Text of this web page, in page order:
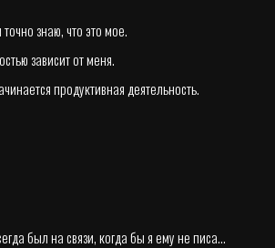
знаю, что это мое.
зависит от меня.
продуктивная деятельность.
был на связи, когда бы я ему не писа...